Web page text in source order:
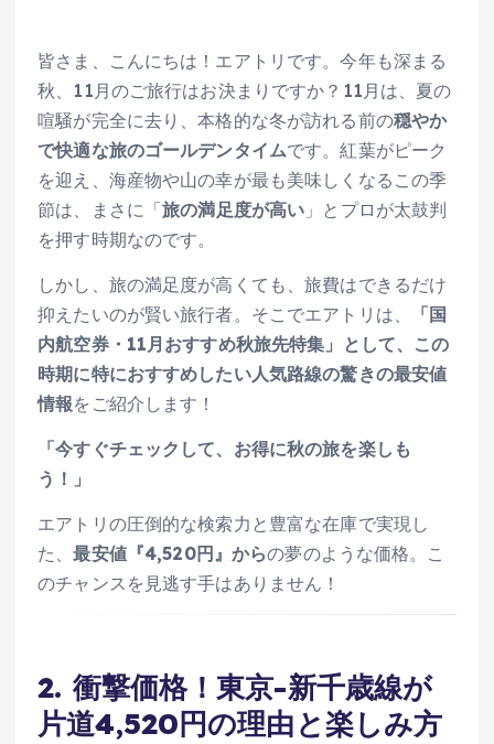
皆さま、こんにちは！エアトリです。今年も深まる
秋、11月のご旅行はお決まりですか？11月は、夏の
喧騒が完全に去り、本格的な冬が訪れる前の穏やか
で快適な旅のゴールデンタイムです。紅葉がピーク
を迎え、海産物や山の幸が最も美味しくなるこの季
節は、まさに「旅の満足度が高い 」とプロが太鼓判
を押す時期なのです。
しかし、旅の満足度が高くても、旅費はできるだけ
抑えたいのが賢い旅行者。そこでエアトリは、
「国
内航空券・11月おすすめ秋旅先特集」として、この
時期に特におすすめしたい人気路線の驚きの最安値
情報をご紹介します！
「今すぐチェックして、お得に秋の旅を楽しも
う！」
エアトリの圧倒的な検索力と豊富な在庫で実現し
た、最安値『4,520円』からの夢のような価格。こ
のチャンスを見逃す手はありません！
2. 衝撃価格！東京-新千歳線が
片道4,520円の理由と楽しみ方